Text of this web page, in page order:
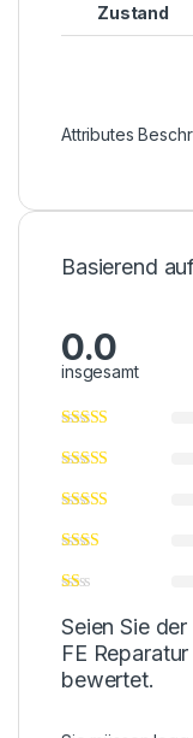
Zustand
Attributes
Basierend
0.0
insgesamt
Seien Sie
FE
bewertet.